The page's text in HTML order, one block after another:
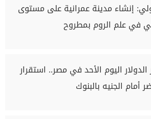
إنشاء مدينة عمرانية على مستوى
في علم الروم بمطروح
اليوم الأحد في مصر.. استقرار
أمام الجنيه بالبنوك